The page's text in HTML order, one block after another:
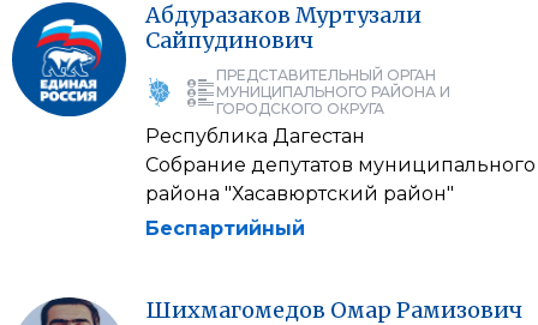
Абдуразаков Муртузали
Сайпудинович
ПРЕДСТАВИТЕЛЬНЫЙ ОРГАН
МУНИЦИПАЛЬНОГО РАЙОНА И
ГОРОДСКОГО ОКРУГА
Республика Дагестан
Собрание депутатов муниципального
района "Хасавюртский район"
Беспартийный
Шихмагомедов Омар Рамизович